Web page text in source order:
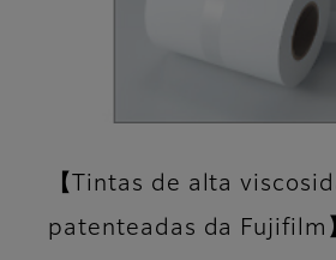
【Tintas de alta
patenteadas da